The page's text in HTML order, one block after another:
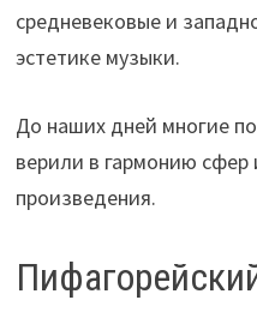
средневековые и
эстетике музыки.
До наших дней многие
верили в гармонию
произведения.